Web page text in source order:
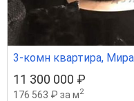
3-комн квартира,
11 300 000 ₽
176 563 ₽ за м2